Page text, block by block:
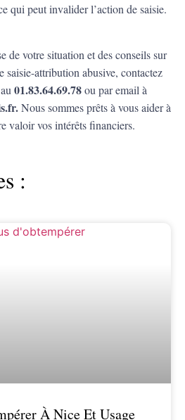
qui peut invalider l’action de saisie.
de votre situation et des conseils sur
saisie-attribution abusive, contactez
01.83.64.69.78ou par email à
.Nous sommes prêts à vous aider à
valoir vos intérêts financiers.
:
À Nice Et Usage